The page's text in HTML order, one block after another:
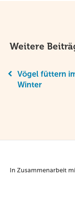
Weitere
Vögel füttern
Winter
In Zusammenarbeit